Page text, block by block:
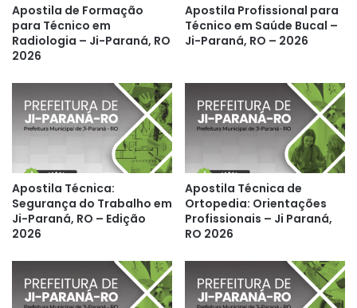
Apostila de Formação
para Técnico em
Radiologia – Ji-Paraná, RO
2026
Apostila Profissional para
Técnico em Saúde Bucal –
Ji-Paraná, RO – 2026
Apostila Técnica:
Segurança do Trabalho em
Ji-Paraná, RO – Edição
2026
Apostila Técnica de
Ortopedia: Orientações
Profissionais – Ji Paraná,
RO 2026